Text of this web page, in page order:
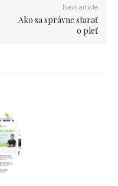
Next article
Ako sa správne starať
o pleť